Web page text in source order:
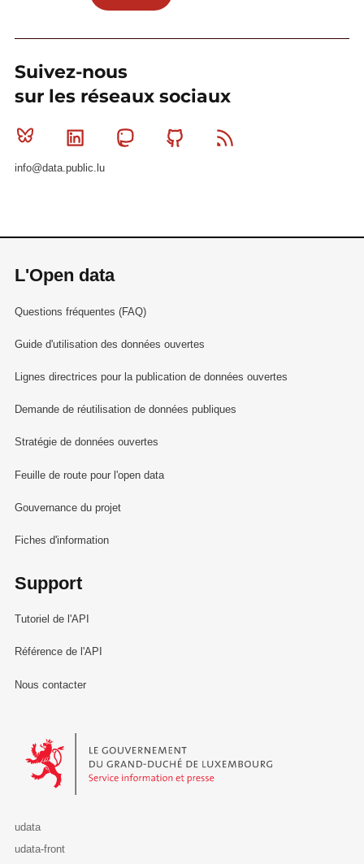
Suivez-nous
sur les réseaux sociaux
Bluesky Linkedin MastodonGithub
info@data.public.lu
L'Open data
Questions fréquentes (FAQ)
Guide d'utilisation des données ouvertes
Lignes directrices pour la publication de données ouvertes
Demande de réutilisation de données publiques
Stratégie de données ouvertes
Feuille de route pour l'open data
Gouvernance du projet
Fiches d'information
Support
Tutoriel de l'API
Référence de l'API
Nous contacter
Le Gouvernement du Grand-Duché de Luxembourg - Service
udata
udata-front